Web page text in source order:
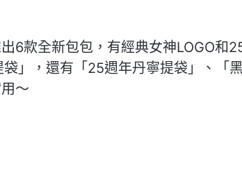
6款全新包包，有經典女神LOGO和
」，還有「25週年丹寧提袋」、「
～